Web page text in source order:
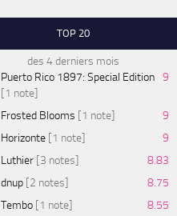
TOP 20
des 4 derniers mois
Puerto Rico 1897: Special Edition
[1 note]
9
Frosted Blooms [1 note]
9
Horizonte [1 note]
9
Luthier [3 notes]
8.83
dnup [2 notes]
8.75
Tembo [1 note]
8.55